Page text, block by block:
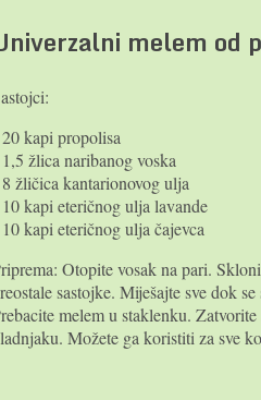
melem od
20 kapi propolisa
1,5 žlica naribanog voska
8 žličica kantarionovog ulja
10 kapi eteričnog ulja lavande
10 kapi eteričnog ulja čajevca
Otopite vosak na pari.
sastojke. Miješajte sve dok
melem u staklenku.
Možete ga koristiti za sve